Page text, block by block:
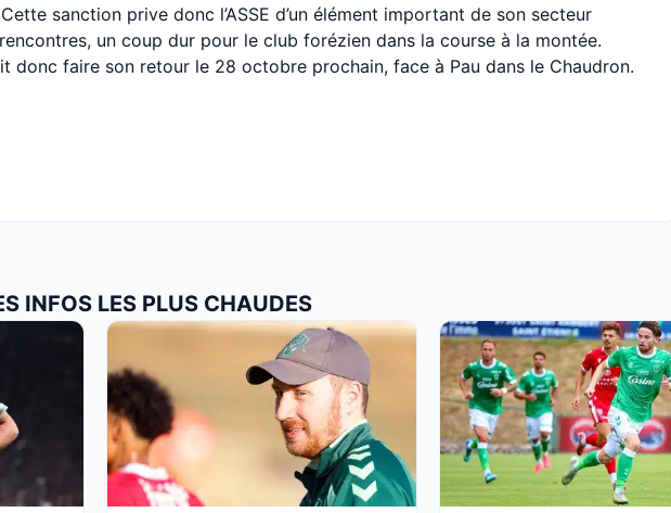
sanction prive donc l’ASSE d’un élément important de son secteur
un coup dur pour le club forézien dans la course à la montée.
donc faire son retour le 28 octobre prochain, face à Pau dans le Chaudron.
INFOS LES PLUS CHAUDES